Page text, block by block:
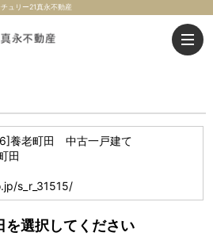
ュリー21真永不動産
養老町田 中古一戸建て
田
s_r_31515/
を選択してください